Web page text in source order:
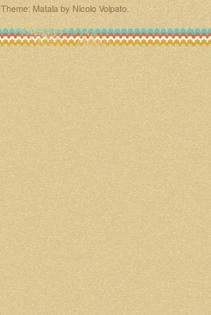
Theme: Matala by Nicolo Volpato